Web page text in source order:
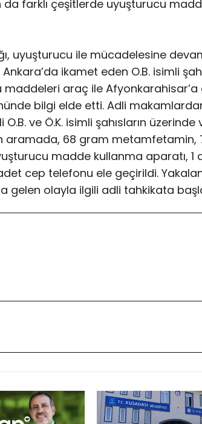
farklı çeşitlerde uyuşturucu
uyuşturucu ile mücadelesine
ikamet eden O.B. isimli
araç ile Afyonkarahisar’a
bilgi elde etti. Adli
ve Ö.K. isimli şahısların üzerinde
aramada, 68 gram metamfetamin,
madde kullanma aparatı, 1
cep telefonu ele geçirildi.
gelen olayla ilgili adli tahkikata